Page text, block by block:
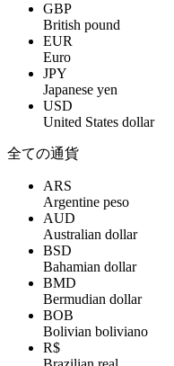
GBP
British pound
EUR
Euro
JPY
Japanese yen
USD
United States dollar
全ての通貨
ARS
Argentine peso
AUD
Australian dollar
BSD
Bahamian dollar
BMD
Bermudian dollar
BOB
Bolivian boliviano
R$